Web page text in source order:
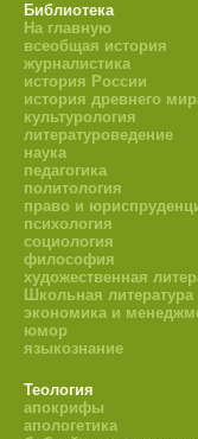
Библиотека
На главную
всеобщая история
журналистика
история России
история древнего
культурология
литературоведение
наука
педагогика
политология
право и
психология
социология
философия
художественная
Школьная литература
экономика и
юмор
языкознание
Теология
апокрифы
апологетика